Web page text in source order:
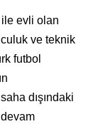
evli olan
ve teknik
futbol
dışındaki